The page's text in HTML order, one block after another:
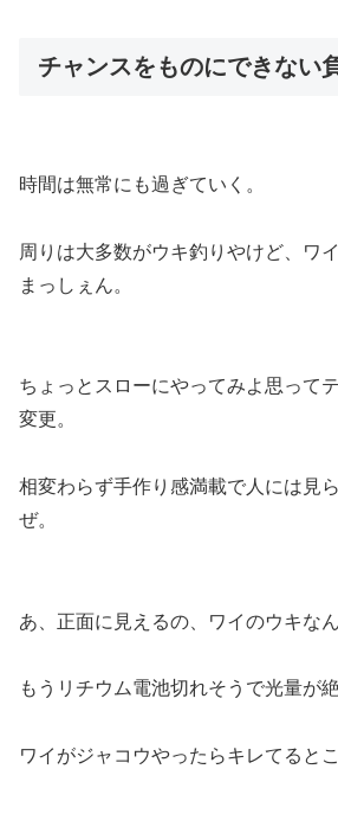
チャンスをものにできない
時間は無常にも過ぎていく。
周りは大多数がウキ釣りやけど、ワ
まっしぇん。
ちょっとスローにやってみよ思って
変更。
相変わらず手作り感満載で人には見
ぜ。
あ、正面に見えるの、ワイのウキな
もうリチウム電池切れそうで光量が
ワイがジャコウやったらキレてるとこ